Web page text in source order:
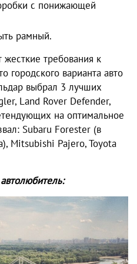
с понижающей
рамный.
жесткие требования к
городского варианта авто
выбрал 3 лучших
Land Rover Defender,
на оптимальное
Subaru Forester (в
Mitsubishi Pajero, Toyota